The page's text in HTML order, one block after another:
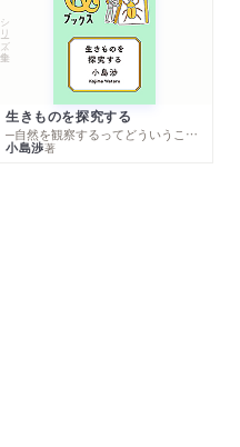
シリーズ・全集
生きものを探究する
─自然を観察するってどういうこと？
小島渉著